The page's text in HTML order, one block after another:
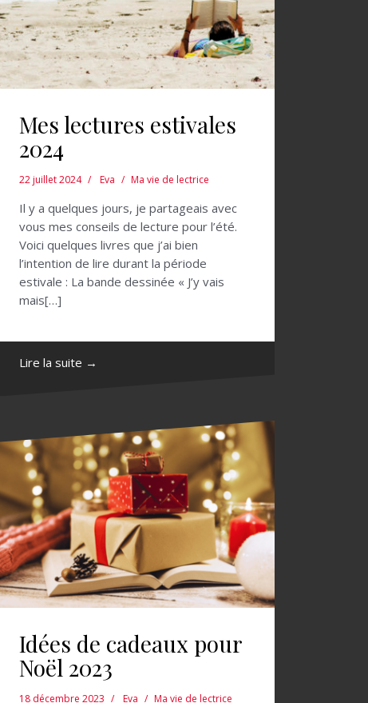
Mes lectures estivales
2024
22 juillet 2024 Eva Ma vie de lectrice
Il y a quelques jours, je partageais avec
vous mes conseils de lecture pour l’été.
Voici quelques livres que j’ai bien
l’intention de lire durant la période
estivale : La bande dessinée « J’y vais
mais[…]
Lire la suite →
Idées de cadeaux pour
Noël 2023
18 décembre 2023 Eva Ma vie de lectrice